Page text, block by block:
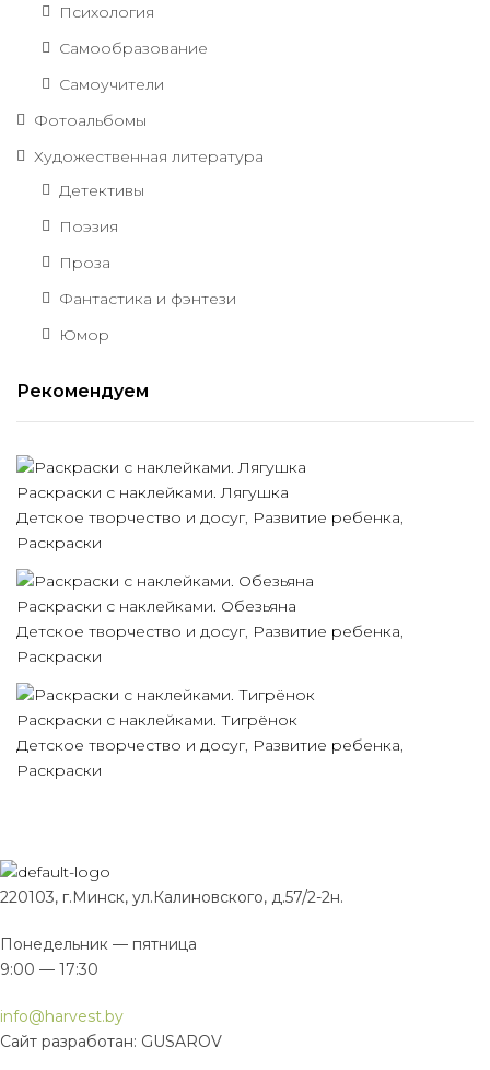
Психология
Самообразование
Самоучители
Фотоальбомы
Художественная литература
Детективы
Поэзия
Проза
Фантастика и фэнтези
Юмор
Рекомендуем
Раскраски с наклейками. Лягушка
Детское творчество и досуг, Развитие ребенка,
Раскраски
Раскраски с наклейками. Обезьяна
Детское творчество и досуг, Развитие ребенка,
Раскраски
Раскраски с наклейками. Тигрёнок
Детское творчество и досуг, Развитие ребенка,
Раскраски
220103, г.Минск, ул.Калиновского, д.57/2-2н.
Понедельник — пятница
9:00 — 17:30
info@harvest.by
Сайт разработан: GUSAROV